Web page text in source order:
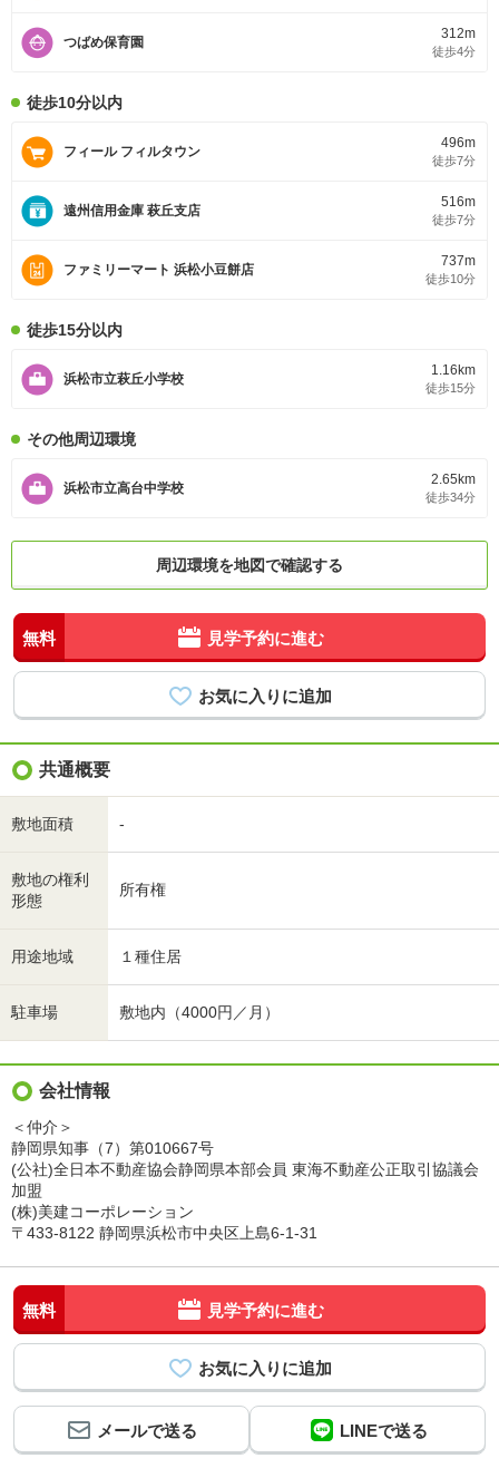
つばめ保育園
312m
徒歩4分
徒歩10分以内
フィール フィルタウン
496m
徒歩7分
遠州信用金庫 萩丘支店
516m
徒歩7分
ファミリーマート 浜松小豆餅店
737m
徒歩10分
徒歩15分以内
浜松市立萩丘小学校
1.16km
徒歩15分
その他周辺環境
浜松市立高台中学校
2.65km
徒歩34分
周辺環境を地図で確認する
無料 見学予約に進む
共通概要
敷地面積 -
敷地の権利
形態
所有権
用途地域 １種住居
駐車場 敷地内（4000円／月）
会社情報
＜仲介＞
静岡県知事（7）第010667号
(公社)全日本不動産協会静岡県本部会員 東海不動産公正取引協議会
加盟
(株)美建コーポレーション
〒433-8122 静岡県浜松市中央区上島6-1-31
無料 見学予約に進む
メールで送る LINEで送る